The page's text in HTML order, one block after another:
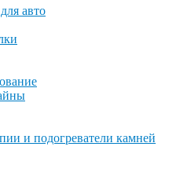
авто
и подогреватели камней